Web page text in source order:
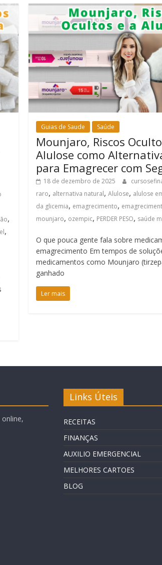
,
,
Guias de Saude Saúde
Mounjaro, Riscos
Alulose como
para Emagrecer com
18 de dezembro de 2025
raro, alternativa natural,Alulose, alulose
da glicemia, emagrecimento,
mounjaro, ozempic, PERDER PESO, saúde
O que pouca gente fala sobre
emagrecimento Em tempos de
medicamentos como Mounjaro
ganhado
Ler mais
Links Úteis
RECEITAS
FINANÇAS
AUXILIO EMERGENCIAL
MELHORES CARTOES
BLOG